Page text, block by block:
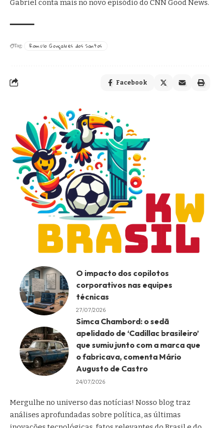
Gabriel conta mais no novo episódio do CNN Good News.
Tag: Romulo Gonçalves dos Santos
Facebook
O impacto dos copilotos
corporativos nas equipes
técnicas
27/07/2026
Simca Chambord: o sedã
apelidado de ‘Cadillac brasileiro’
que sumiu junto com a marca que
o fabricava, comenta Mário
Augusto de Castro
24/07/2026
Mergulhe no universo das notícias! Nosso blog traz
análises aprofundadas sobre política, as últimas